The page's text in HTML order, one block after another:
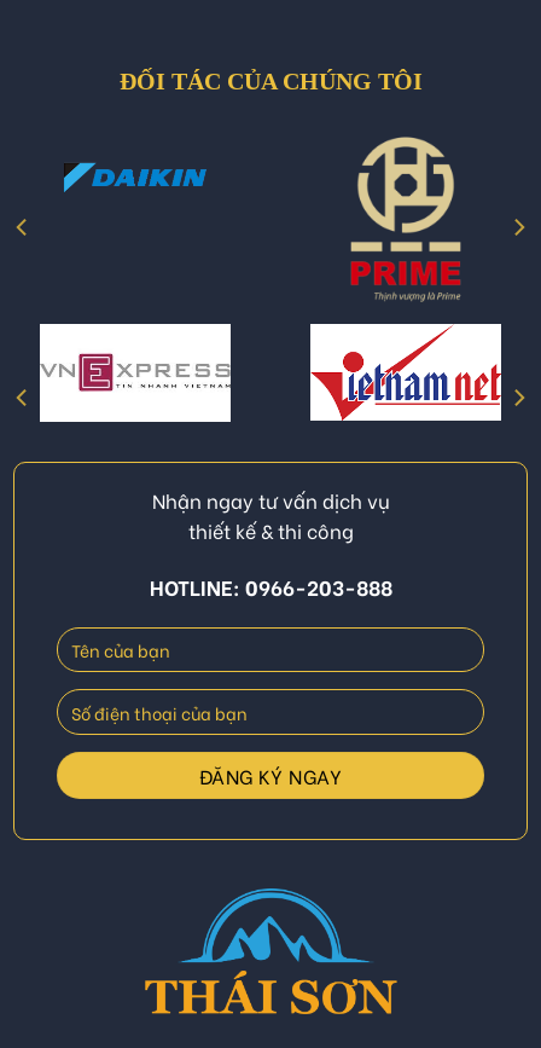
ĐỐI TÁC CỦA CHÚNG TÔI
Nhận ngay tư vấn dịch vụ
thiết kế & thi công
HOTLINE: 0966-203-888